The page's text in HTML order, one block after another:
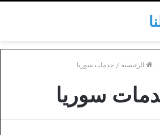
الرئيسية / خدمات سوريا
سوريا